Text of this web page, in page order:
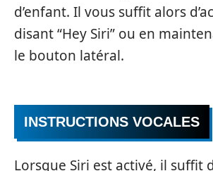
d’enfant. Il vous suffit alors
disant “Hey Siri” ou en
le bouton latéral.
INSTRUCTIONS VOCALES
Lorsque Siri est activé, il suffit